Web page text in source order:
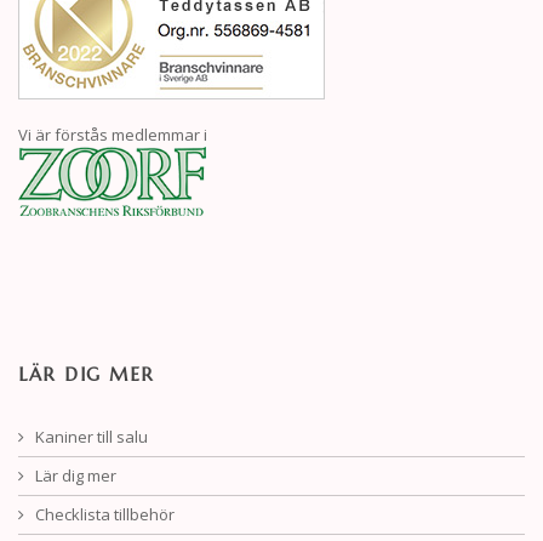
Vi är förstås medlemmar i
LÄR DIG MER
Kaniner till salu
Lär dig mer
Checklista tillbehör